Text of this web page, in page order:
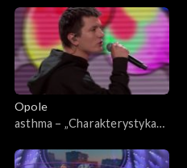
Jedno podwórko”
Opole
asthma – „Charakterystyka
„Hip-hop. Jedno podwórko”